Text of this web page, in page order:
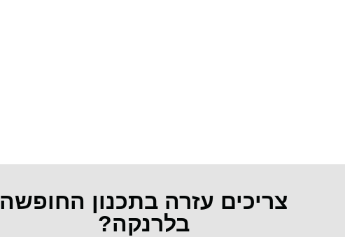
צריכים עזרה בתכנון החופשה
בלרנקה?